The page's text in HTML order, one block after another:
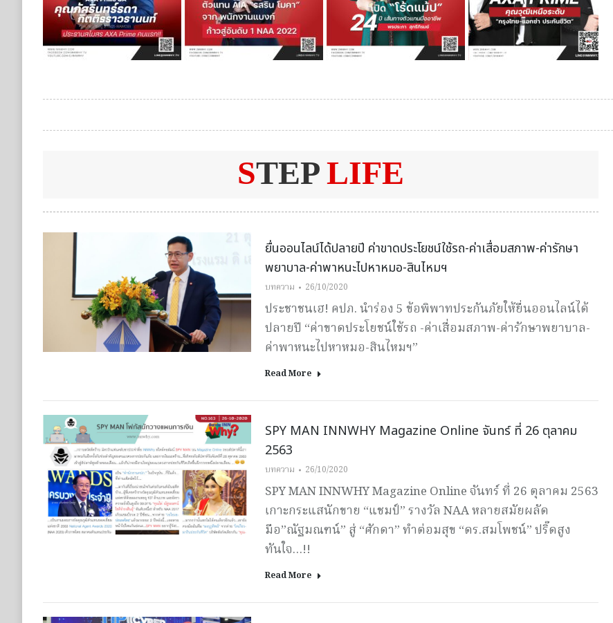
STEP LIFE
ยื่นออนไลน์ได้ปลายปี ค่าขาดประโยชน์ใช้รถ-ค่าเสื่อมสภาพ-ค่ารักษา
พยาบาล-ค่าพาหนะไปหาหมอ-สินไหมฯ
บทความ 26/10/2020
ประชาชนเฮ! คปภ. นำร่อง 5 ข้อพิพาทประกันภัยให้ยื่นออนไลน์ได้
ปลายปี “ค่าขาดประโยชน์ใช้รถ -ค่าเสื่อมสภาพ-ค่ารักษาพยาบาล-
ค่าพาหนะไปหาหมอ-สินไหมฯ”
Read More
SPY MAN INNWHY Magazine Online จันทร์ ที่ 26 ตุลาคม
2563
บทความ 26/10/2020
SPY MAN INNWHY Magazine Online จันทร์ ที่ 26 ตุลาคม 2563
เกาะกระแสนักขาย “แชมป์” รางวัล NAA หลายสมัยผลัด
มือ”ณัฐมณฑน์” สู่ “ศักดา” ทำต่อมสุข “ดร.สมโพชน์” ปริ๊ดสูง
ทันใจ…!!
Read More